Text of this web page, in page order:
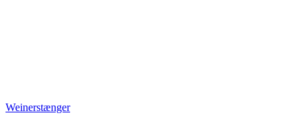
Weinerstænger